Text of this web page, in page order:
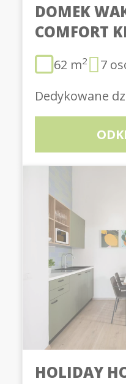
DOMEK
COMFORT
62 m2
7
Dedykowane
HOLIDAY